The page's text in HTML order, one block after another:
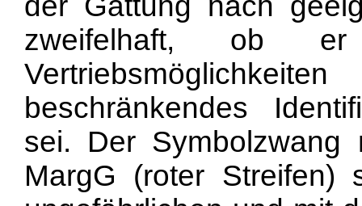
zweifelhaft, ob
beschränkendes
sei. Der
MargG (roter Streifen)